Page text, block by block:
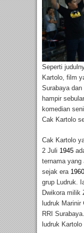
Seperti
Kartolo, film
Surabaya
hampir
komedian
Cak Kartolo
Cak Kartolo
2 Juli 1945
ternama yang
sejak era 1960
grup Ludruk.
Dwikora milik
ludruk
RRI
ludruk Kartolo